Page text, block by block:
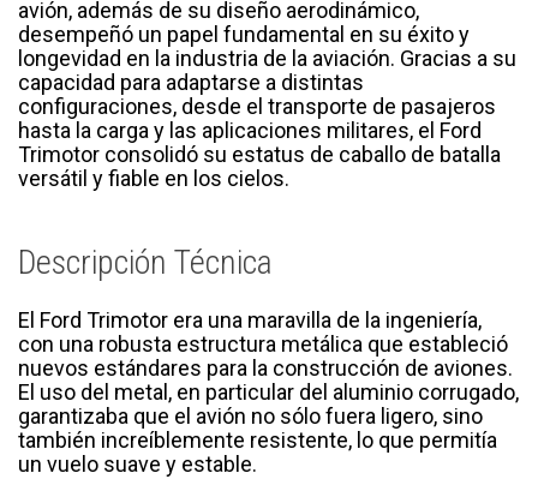
avión, además de su diseño aerodinámico,
desempeñó un papel fundamental en su éxito y
longevidad en la industria de la aviación. Gracias a su
capacidad para adaptarse a distintas
configuraciones, desde el transporte de pasajeros
hasta la carga y las aplicaciones militares, el Ford
Trimotor consolidó su estatus de caballo de batalla
versátil y fiable en los cielos.
Descripción Técnica
El Ford Trimotor era una maravilla de la ingeniería,
con una robusta estructura metálica que estableció
nuevos estándares para la construcción de aviones.
El uso del metal, en particular del aluminio corrugado,
garantizaba que el avión no sólo fuera ligero, sino
también increíblemente resistente, lo que permitía
un vuelo suave y estable.